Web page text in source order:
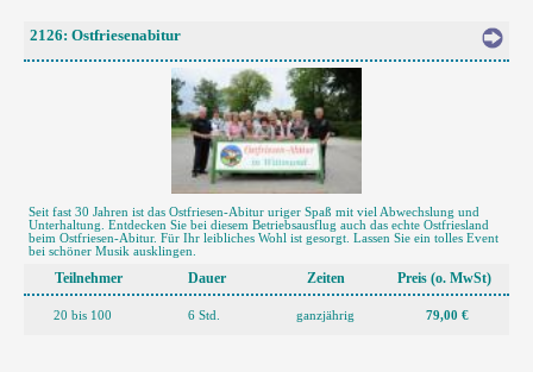
2126: Ostfriesenabitur
Seit fast 30 Jahren ist das Ostfriesen-Abitur uriger Spaß mit viel Abwechslung und
Unterhaltung. Entdecken Sie bei diesem Betriebsausflug auch das echte Ostfriesland
beim Ostfriesen-Abitur. Für Ihr leibliches Wohl ist gesorgt. Lassen Sie ein tolles Event
bei schöner Musik ausklingen.
Teilnehmer Dauer Zeiten Preis (o. MwSt)
20 bis 100 6 Std. ganzjährig 79,00 €